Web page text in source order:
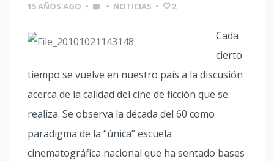
15 AÑOS AGO • • NOTICIAS • 2
Cada
cierto
tiempo se vuelve en nuestro país a la discusión
acerca de la calidad del cine de ficción que se
realiza. Se observa la década del 60 como
paradigma de la “única” escuela
cinematográfica nacional que ha sentado bases